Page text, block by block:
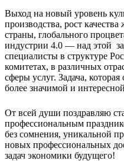
Выход на новый уровень
производства, рост
страны, глобального
индустрии 4.0 — над этой
специалисты в структуре
комитетах, в различных
сферы услуг. Задача,
более значимой и
От всей души поздравляю
профессиональным
без сомнения, уникальной
новых профессиональных
задач экономики будущего!